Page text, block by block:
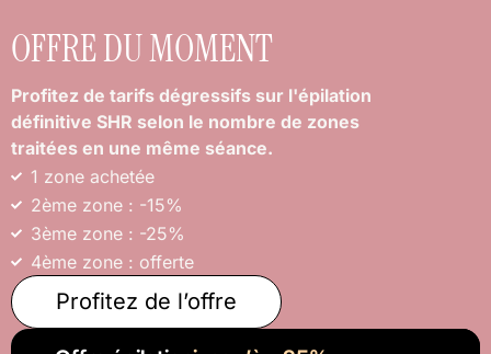
OFFRE DU MOMENT
Profitez de tarifs dégressifs sur l'épilation
définitive SHR selon le nombre de zones
traitées en une même séance.
1 zone achetée
2ème zone : -15%
3ème zone : -25%
4ème zone : offerte
Profitez de l’offre